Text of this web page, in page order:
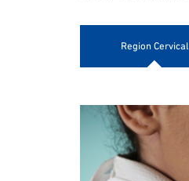
Region Cervical